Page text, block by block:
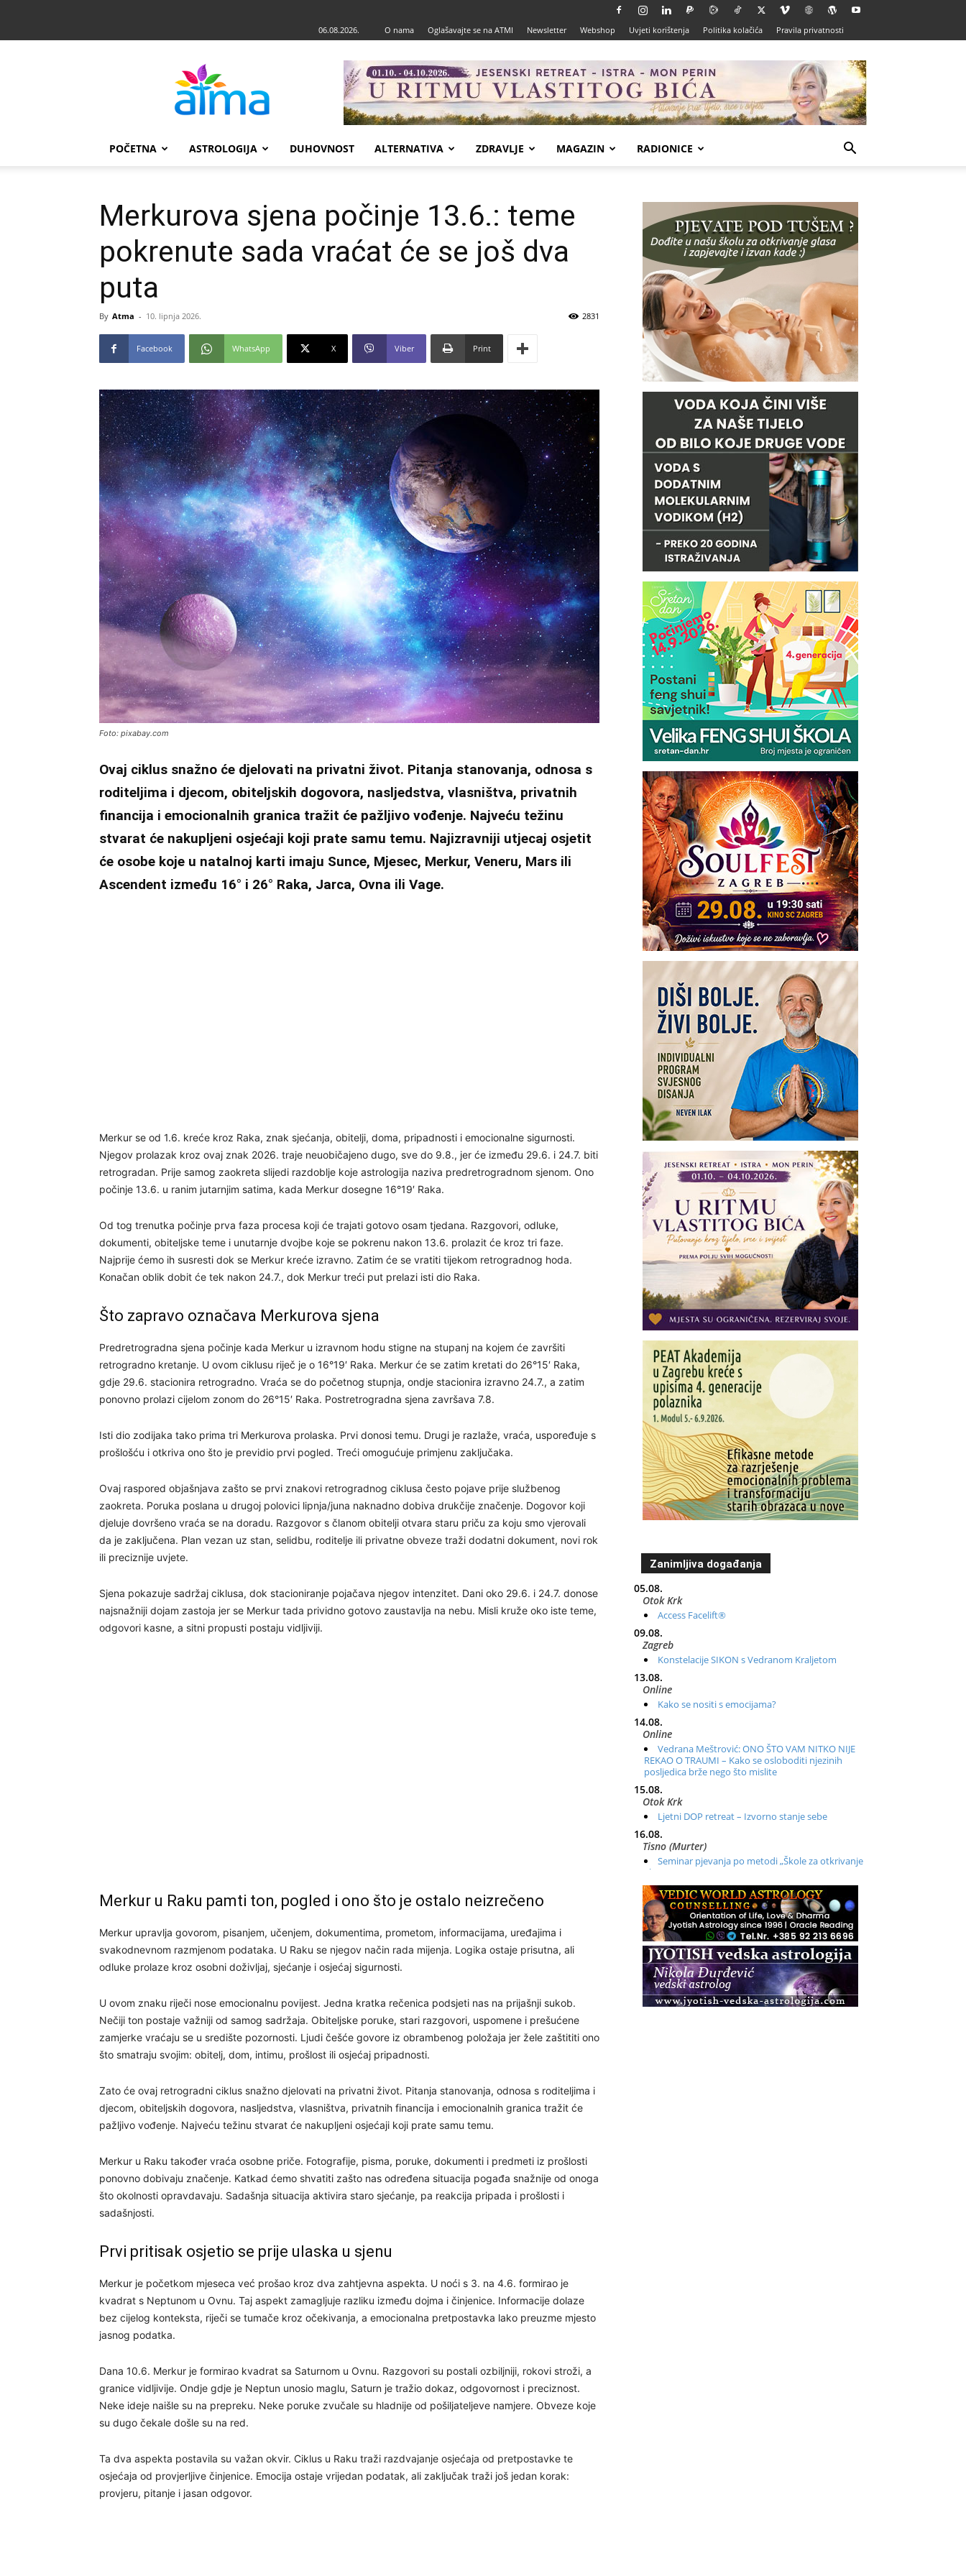
06.08.2026. O nama Oglašavajte se na ATMI Newsletter Webshop Uvjeti korištenja Politika kolačića Pravila privatnosti
POČETNA ASTROLOGIJA DUHOVNOST ALTERNATIVA ZDRAVLJE MAGAZIN RADIONICE
Merkurova sjena počinje 13.6.: teme
pokrenute sada vraćat će se još dva
puta
By Atma - 10. lipnja 2026. 2831
Facebook WhatsApp X Viber Print
Foto: pixabay.com
Ovaj ciklus snažno će djelovati na privatni život. Pitanja stanovanja, odnosa s
roditeljima i djecom, obiteljskih dogovora, nasljedstva, vlasništva, privatnih
financija i emocionalnih granica tražit će pažljivo vođenje. Najveću težinu
stvarat će nakupljeni osjećaji koji prate samu temu. Najizravniji utjecaj osjetit
će osobe koje u natalnoj karti imaju Sunce, Mjesec, Merkur, Veneru, Mars ili
Ascendent između 16° i 26° Raka, Jarca, Ovna ili Vage.
Merkur se od 1.6. kreće kroz Raka, znak sjećanja, obitelji, doma, pripadnosti i emocionalne sigurnosti.
Njegov prolazak kroz ovaj znak 2026. traje neuobičajeno dugo, sve do 9.8., jer će između 29.6. i 24.7. biti
retrogradan. Prije samog zaokreta slijedi razdoblje koje astrologija naziva predretrogradnom sjenom. Ono
počinje 13.6. u ranim jutarnjim satima, kada Merkur dosegne 16°19′ Raka.
Od tog trenutka počinje prva faza procesa koji će trajati gotovo osam tjedana. Razgovori, odluke,
dokumenti, obiteljske teme i unutarnje dvojbe koje se pokrenu nakon 13.6. prolazit će kroz tri faze.
Najprije ćemo ih susresti dok se Merkur kreće izravno. Zatim će se vratiti tijekom retrogradnog hoda.
Konačan oblik dobit će tek nakon 24.7., dok Merkur treći put prelazi isti dio Raka.
Što zapravo označava Merkurova sjena
Predretrogradna sjena počinje kada Merkur u izravnom hodu stigne na stupanj na kojem će završiti
retrogradno kretanje. U ovom ciklusu riječ je o 16°19′ Raka. Merkur će se zatim kretati do 26°15′ Raka,
gdje 29.6. stacionira retrogradno. Vraća se do početnog stupnja, ondje stacionira izravno 24.7., a zatim
ponovno prolazi cijelom zonom do 26°15′ Raka. Postretrogradna sjena završava 7.8.
Isti dio zodijaka tako prima tri Merkurova prolaska. Prvi donosi temu. Drugi je razlaže, vraća, uspoređuje s
prošlošću i otkriva ono što je previdio prvi pogled. Treći omogućuje primjenu zaključaka.
Ovaj raspored objašnjava zašto se prvi znakovi retrogradnog ciklusa često pojave prije službenog
zaokreta. Poruka poslana u drugoj polovici lipnja/juna naknadno dobiva drukčije značenje. Dogovor koji
djeluje dovršeno vraća se na doradu. Razgovor s članom obitelji otvara staru priču za koju smo vjerovali
da je zaključena. Plan vezan uz stan, selidbu, roditelje ili privatne obveze traži dodatni dokument, novi rok
ili preciznije uvjete.
Sjena pokazuje sadržaj ciklusa, dok stacioniranje pojačava njegov intenzitet. Dani oko 29.6. i 24.7. donose
najsnažniji dojam zastoja jer se Merkur tada prividno gotovo zaustavlja na nebu. Misli kruže oko iste teme,
odgovori kasne, a sitni propusti postaju vidljiviji.
Merkur u Raku pamti ton, pogled i ono što je ostalo neizrečeno
Merkur upravlja govorom, pisanjem, učenjem, dokumentima, prometom, informacijama, uređajima i
svakodnevnom razmjenom podataka. U Raku se njegov način rada mijenja. Logika ostaje prisutna, ali
odluke prolaze kroz osobni doživljaj, sjećanje i osjećaj sigurnosti.
U ovom znaku riječi nose emocionalnu povijest. Jedna kratka rečenica podsjeti nas na prijašnji sukob.
Nečiji ton postaje važniji od samog sadržaja. Obiteljske poruke, stari razgovori, uspomene i prešućene
zamjerke vraćaju se u središte pozornosti. Ljudi češće govore iz obrambenog položaja jer žele zaštititi ono
što smatraju svojim: obitelj, dom, intimu, prošlost ili osjećaj pripadnosti.
Zato će ovaj retrogradni ciklus snažno djelovati na privatni život. Pitanja stanovanja, odnosa s roditeljima i
djecom, obiteljskih dogovora, nasljedstva, vlasništva, privatnih financija i emocionalnih granica tražit će
pažljivo vođenje. Najveću težinu stvarat će nakupljeni osjećaji koji prate samu temu.
Merkur u Raku također vraća osobne priče. Fotografije, pisma, poruke, dokumenti i predmeti iz prošlosti
ponovno dobivaju značenje. Katkad ćemo shvatiti zašto nas određena situacija pogađa snažnije od onoga
što okolnosti opravdavaju. Sadašnja situacija aktivira staro sjećanje, pa reakcija pripada i prošlosti i
sadašnjosti.
Prvi pritisak osjetio se prije ulaska u sjenu
Merkur je početkom mjeseca već prošao kroz dva zahtjevna aspekta. U noći s 3. na 4.6. formirao je
kvadrat s Neptunom u Ovnu. Taj aspekt zamagljuje razliku između dojma i činjenice. Informacije dolaze
bez cijelog konteksta, riječi se tumače kroz očekivanja, a emocionalna pretpostavka lako preuzme mjesto
jasnog podatka.
Dana 10.6. Merkur je formirao kvadrat sa Saturnom u Ovnu. Razgovori su postali ozbiljniji, rokovi stroži, a
granice vidljivije. Ondje gdje je Neptun unosio maglu, Saturn je tražio dokaz, odgovornost i preciznost.
Neke ideje naišle su na prepreku. Neke poruke zvučale su hladnije od pošiljateljeve namjere. Obveze koje
su dugo čekale došle su na red.
Ta dva aspekta postavila su važan okvir. Ciklus u Raku traži razdvajanje osjećaja od pretpostavke te
osjećaja od provjerljive činjenice. Emocija ostaje vrijedan podatak, ali zaključak traži još jedan korak:
provjeru, pitanje i jasan odgovor.
Zanimljiva događanja
05.08.
Otok Krk
Access Facelift®
09.08.
Zagreb
Konstelacije SIKON s Vedranom Kraljetom
13.08.
Online
Kako se nositi s emocijama?
14.08.
Online
Vedrana Meštrović: ONO ŠTO VAM NITKO NIJE
REKAO O TRAUMI – Kako se osloboditi njezinih
posljedica brže nego što mislite
15.08.
Otok Krk
Ljetni DOP retreat – Izvorno stanje sebe
16.08.
Tisno (Murter)
Seminar pjevanja po metodi „Škole za otkrivanje
glasa“
20.08.
Online
Radionica: Pomagači iz drugih dimenzija Online –
otvoreno za sve
21.08.
Zagreb+Online
Osnovni ThetaHealing® tečaj, Zagreb i Online
22.08.
Pula